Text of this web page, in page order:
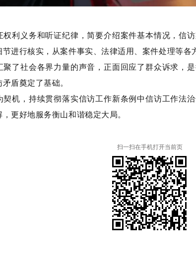
权利义务和听证纪律 ，简要介绍案件基本情况 ，信
节进行核实 ， 从案件事实、法律适用、案件处理等各
聚了社会各界力量的声音 ， 正面回应了群众诉求 ，
盾奠定了基础。
契机 ， 持续贯彻落实信访工作新条例中信访工作法
，更好地服务衡山和谐稳定大局。
扫一扫在手机打开当前页